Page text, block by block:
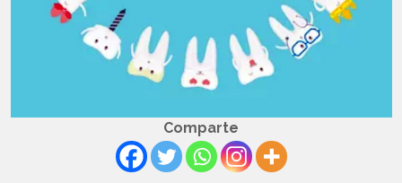
Comparte